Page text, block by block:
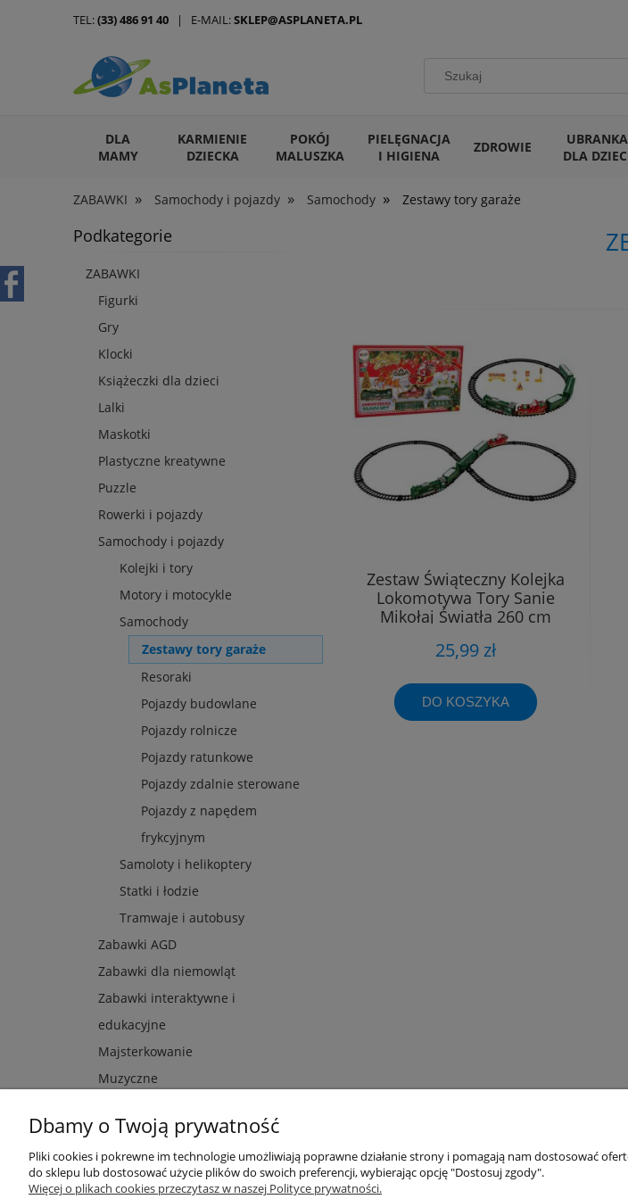
DLA
MAMY
KARMIENIE
DZIECKA
POKÓJ
MALUSZKA
PIELĘGNACJA
I HIGIENA
ZDROWIE
UBRANKA
DLA
ARTYKUŁY DLA ZWIERZĄT
ZABAWKI » Samochody i pojazdy » Samochody » Zestawy tory garaże
TEL:(33) 486 91 40 | E-MAIL:SKLEP@ASPLANETA.PL
Podkategorie
ZABAWKI
Figurki
Gry
Klocki
Książeczki dla dzieci
Lalki
Maskotki
Plastyczne kreatywne
Puzzle
Rowerki i pojazdy
Samochody i pojazdy
Kolejki i tory
Motory i motocykle
Samochody
Zestawy tory garaże
Resoraki
Pojazdy budowlane
Pojazdy rolnicze
Pojazdy ratunkowe
Pojazdy zdalnie sterowane
Pojazdy z napędem
frykcyjnym
Samoloty i helikoptery
Statki i łodzie
Tramwaje i autobusy
Zabawki AGD
Zabawki dla niemowląt
Zabawki interaktywne i
edukacyjne
Majsterkowanie
Muzyczne
Zestaw Świąteczny Kolejka
Lokomotywa Tory Sanie
Mikołaj Światła 260 cm
25,99 zł
DO KOSZYKA
Przydatne linki
Nowości
Warunki zakupów
Regulaminy
Dbamy o Twoją prywatność
Pliki cookies i pokrewne im technologie umożliwiają poprawne działanie strony i pomagają nam dostosować
do sklepu lub dostosować użycie plików do swoich preferencji, wybierając opcję "Dostosuj zgody".
Więcej o plikach cookies przeczytasz w naszej Polityce prywatności.